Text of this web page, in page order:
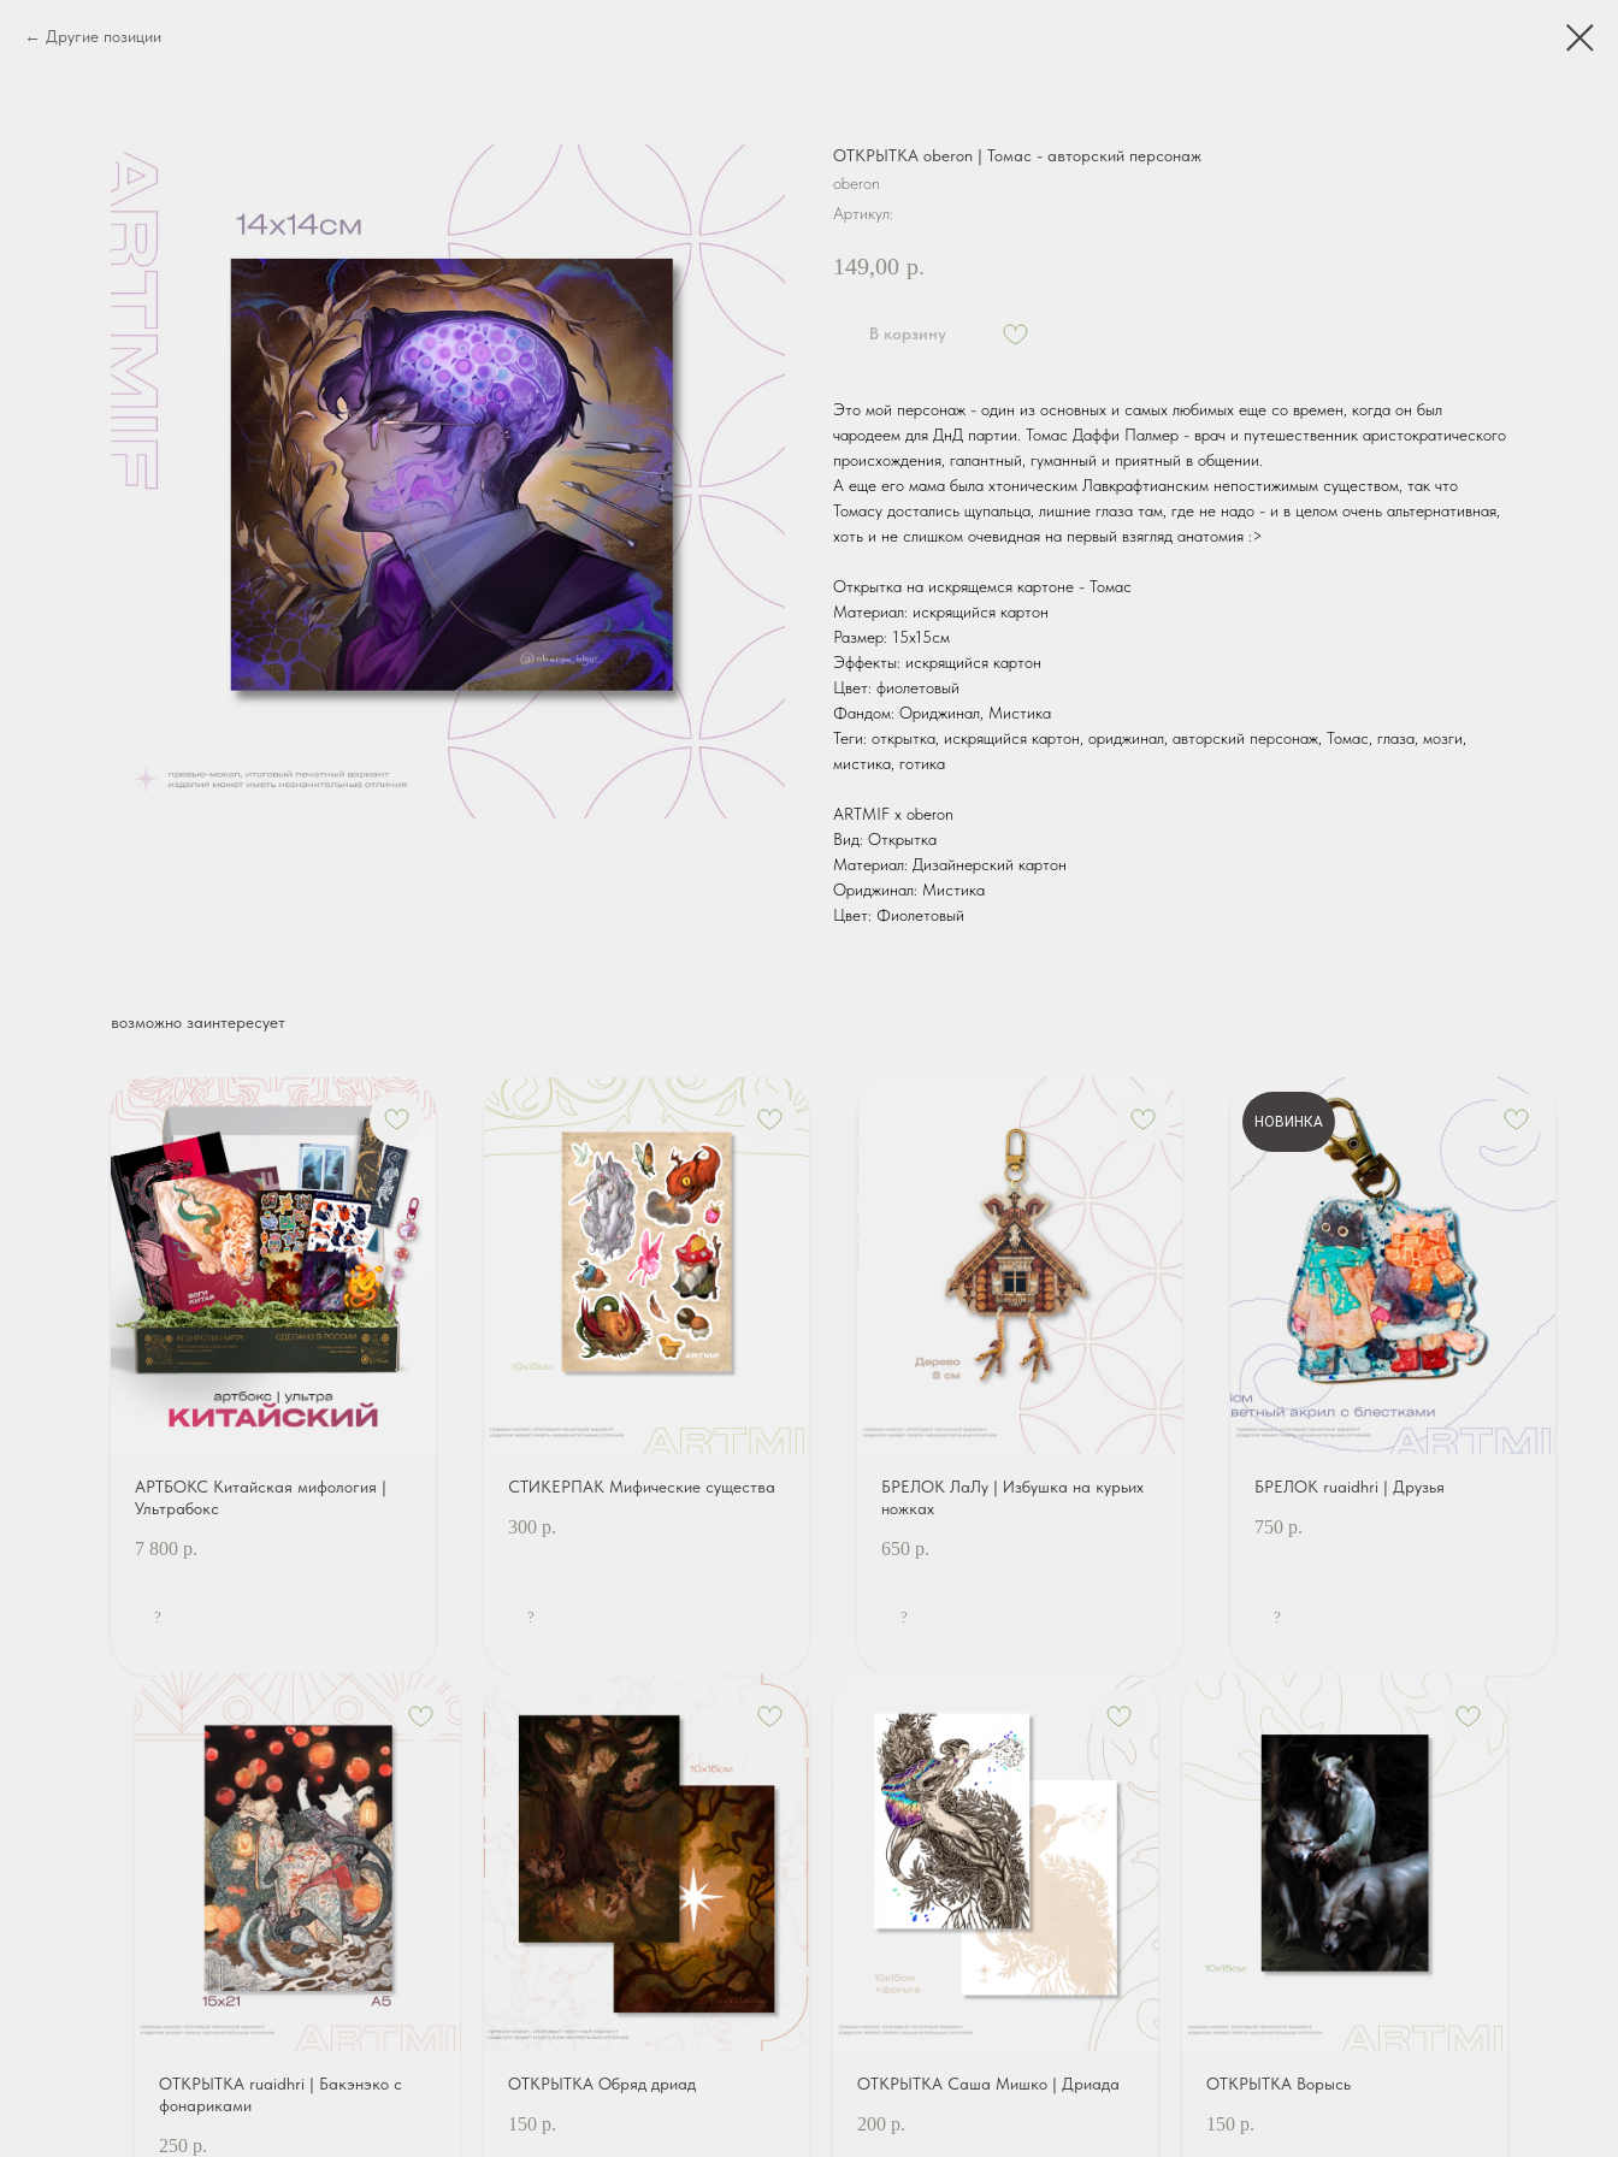
Другие позиции
ОТКРЫТКА oberon | Томас - авторский персонаж
oberon
Артикул:
149,00 р.
В корзину
Это мой персонаж - один из основных и самых любимых еще со времен, когда он был
чародеем для ДнД партии. Томас Даффи Палмер - врач и путешественник аристократического
происхождения, галантный, гуманный и приятный в общении.
А еще его мама была хтоническим Лавкрафтианским непостижимым существом, так что
Томасу достались щупальца, лишние глаза там, где не надо - и в целом очень альтернативная,
хоть и не слишком очевидная на первый взягляд анатомия :>
Открытка на искрящемся картоне - Томас
Материал: искрящийся картон
Размер: 15х15см
Эффекты: искрящийся картон
Цвет: фиолетовый
Фандом: Ориджинал, Мистика
Теги: открытка, искрящийся картон, ориджинал, авторский персонаж, Томас, глаза, мозги,
мистика, готика
ARTMIF х oberon
Вид: Открытка
Материал: Дизайнерский картон
Ориджинал: Мистика
Цвет: Фиолетовый
возможно заинтересует
АРТБОКС Китайская мифология |
Ультрабокс
7 800 р.
?
СТИКЕРПАК Мифические существа
300 р.
?
БРЕЛОК ЛаЛу | Избушка на курьих
ножках
650 р.
?
НОВИНКА
БРЕЛОК ruaidhri | Друзья
750 р.
?
ОТКРЫТКА ruaidhri | Бакэнэко с
фонариками
250 р.
ОТКРЫТКА Обряд дриад
150 р.
ОТКРЫТКА Саша Мишко | Дриада
200 р.
ОТКРЫТКА Ворысь
150 р.